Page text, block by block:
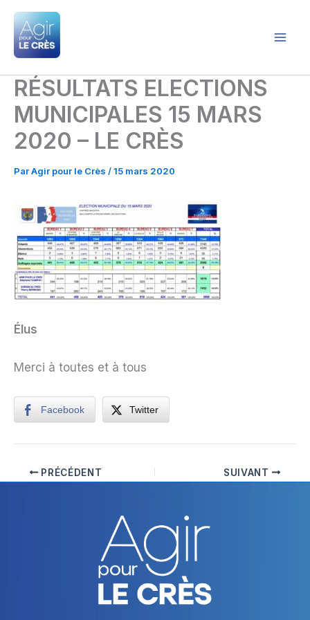
Aller
contenu
RÉSULTATS ELECTIONS
MUNICIPALES 15 MARS
2020 – LE CRÈS
ParAgir pour le Crès /15 mars 2020
Élus
Merci à toutes et à tous
Facebook Twitter
PRÉCÉDENT SUIVANT